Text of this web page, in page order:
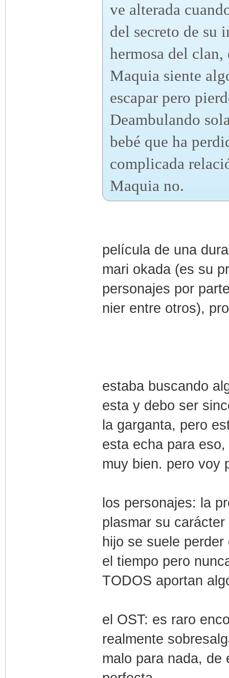
ve alterada
del secreto de su
hermosa del
Maquia siente
escapar pero
Deambulando
bebé que ha
complicada
Maquia no.
película de una
mari okada (es su
personajes por
nier entre otros),
estaba buscando
esta y debo ser
la garganta, pero
esta echa para
muy bien. pero voy
los personajes: la
plasmar su
hijo se suele
el tiempo pero
TODOS aportan
el OST: es raro
realmente
malo para nada, de